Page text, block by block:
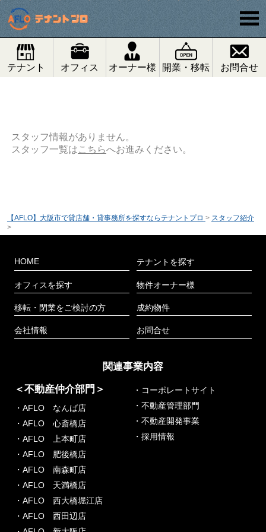
テナント オフィス オーナー様 開業・移転 お問合せ
スタッフ情報がありません。
スタッフ一覧はこちらへお進みください。
【AFLO】大阪市で貸店舗・貸事務所を探すならテナントプロ > スタッフ紹介
>
HOME
オフィスを探す
移転・閉業をご検討の方
会社情報
テナントを探す
物件オーナー様
成約物件
お問合せ
関連事業内容
＜不動産仲介部門＞
・AFLO なんば店
・AFLO 心斎橋店
・AFLO 上本町店
・AFLO 肥後橋店
・AFLO 南森町店
・AFLO 天満橋店
・AFLO 西大橋堀江店
・AFLO 西田辺店
・コーポレートサイト
・不動産管理部門
・不動産開発事業
・採用情報